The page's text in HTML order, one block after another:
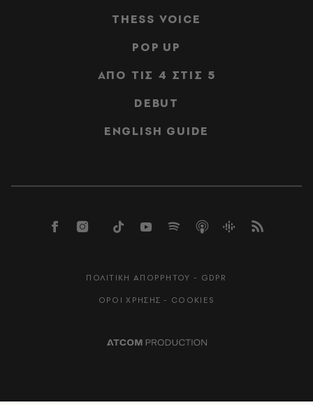
THESS VOICE
POP UP
ΑΠΟ ΤΙΣ 4 ΣΤΙΣ 5
DEBUT
ENGLISH GUIDE
ΠΟΛΙΤΙΚΗ ΑΠΟΡΡΗΤΟΥ - GDPR
ΟΡΟΙ ΧΡΗΣΗΣ - COOKIES